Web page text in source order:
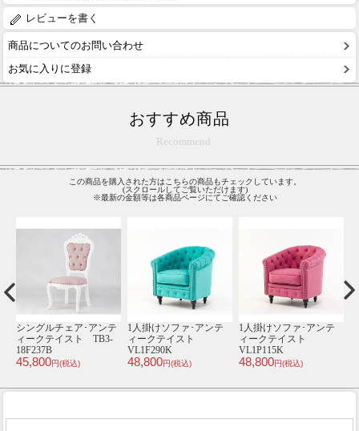
レビューを書く
商品についてのお問い合わせ
お気に入りに登録
おすすめ商品
Recommend
この商品を購入された方はこちらの商品もチェックしています。
(スクロールしてご覧いただけます)
※最新の金額等は各商品ページにてご確認ください
シングルチェア･アンテ
ィークテイスト TB8-
8P32B
46,800円(税込)
4人掛けソファ･アンテ
ィークテイスト
VS4F92K
128,000円(税込)
ミニチェア･アンティー
クテイスト ST6090-N-
10F112
39,800円(税込)